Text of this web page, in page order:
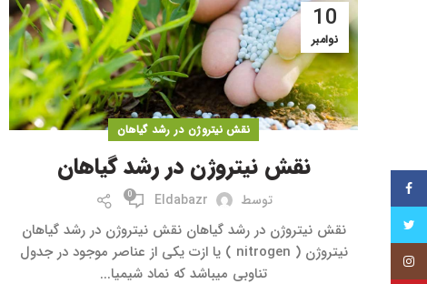
10
نوامبر
نقش نیتروژن در رشد گیاهان
نقش نیتروژن در رشد گیاهان
توسط Eldabazr
0
نقش نیتروژن در رشد گیاهان نقش نیتروژن در رشد گیاهان
نیتروژن ( nitrogen ) یا ازت یکی از عناصر موجود در جدول
تناوبی میباشد که نماد شیمیا...
اینستاگرام